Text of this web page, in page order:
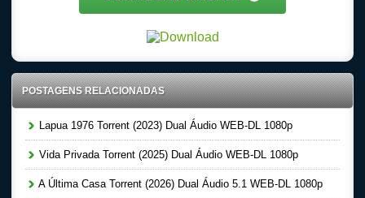
POSTAGENS RELACIONADAS
Lapua 1976 Torrent (2023) Dual Áudio WEB-DL 1080p
Vida Privada Torrent (2025) Dual Áudio WEB-DL 1080p
A Última Casa Torrent (2026) Dual Áudio 5.1 WEB-DL 1080p